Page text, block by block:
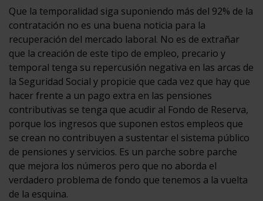
Que la temporalidad siga suponiendo más del 92% de la
contratación no es una buena noticia para la
recuperación del mercado laboral. No es de extrañar
que la creación de este tipo de empleo, precario y
temporal tenga su repercusión negativa en las arcas de
la Seguridad Social y propicie que cada vez que hay que
hacer frente a un pago extra en las pensiones
contributivas se tenga que acudir al Fondo de Reserva,
porque los ingresos que suponen estos empleos que
se crean no contribuyen a sustentar el sistema público
de pensiones y servicios. Es un parche sobre parche
que mejora los números pero que no aborda el
verdadero problema de fondo que tenemos a la vuelta
de la esquina.